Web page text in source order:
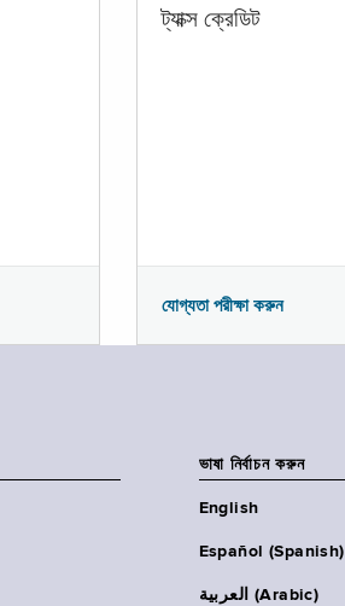
ট্যাক্স ক্রেডিট
যোগ্যতা পরীক্ষা করুন
ভাষা নির্বাচন করুন
English
Español (Spanish)
العربية (Arabic)